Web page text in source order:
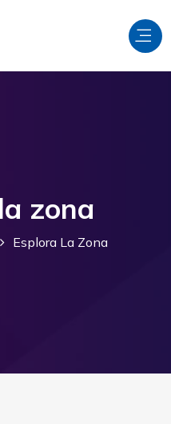
zona
Esplora La Zona